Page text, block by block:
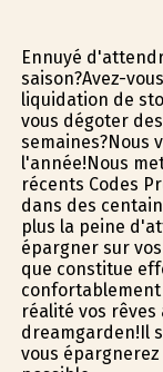
Ennuyé
saison?Avez-
liquidation de
vous dégoter
semaines?Nous
l'année!Nous
récents Codes
dans des
plus la peine
épargner sur
que constitue
confortablement
réalité vos rêves
dreamgarden!Il
vous